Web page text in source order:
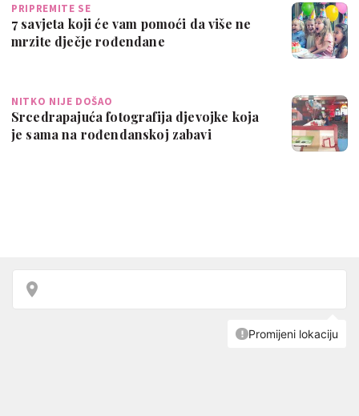
PRIPREMITE SE
7 savjeta koji će vam pomoći da više ne
mrzite dječje rođendane
NITKO NIJE DOŠAO
Srcedrapajuća fotografija djevojke koja
je sama na rođendanskoj zabavi